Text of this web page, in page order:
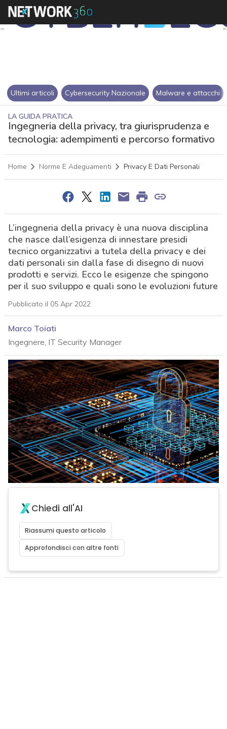
Ultimi articoli Cybersecurity Nazionale Malware e attacchi
LA GUIDA PRATICA
Ingegneria della privacy, tra giurisprudenza e
tecnologia: adempimenti e percorso formativo
Home Norme E Adeguamenti Privacy E Dati Personali
L’ingegneria della privacy è una nuova disciplina
che nasce dall’esigenza di innestare presidi
tecnico organizzativi a tutela della privacy e dei
dati personali sin dalla fase di disegno di nuovi
prodotti e servizi. Ecco le esigenze che spingono
per il suo sviluppo e quali sono le evoluzioni future
Pubblicato il 05 Apr 2022
Marco Toiati
Ingegnere, IT Security Manager
Chiedi all'AI
Riassumi questo articolo
Approfondisci con altre fonti